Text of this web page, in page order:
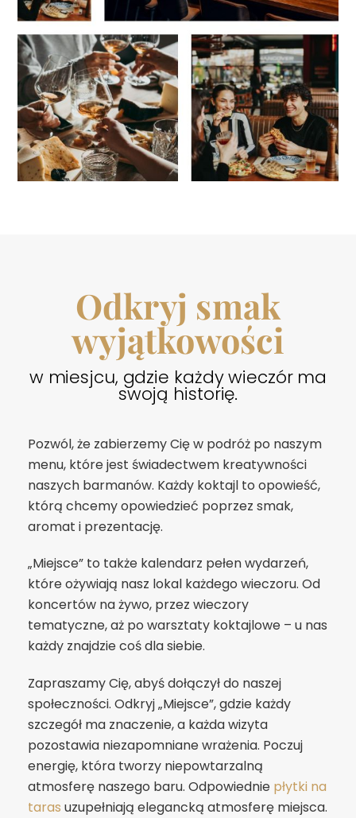
Odkryj smak
wyjątkowości
w miesjcu, gdzie każdy wieczór ma
swoją historię.
Pozwól, że zabierzemy Cię w podróż po naszym
menu, które jest świadectwem kreatywności
naszych barmanów. Każdy koktajl to opowieść,
którą chcemy opowiedzieć poprzez smak,
aromat i prezentację.
„Miejsce” to także kalendarz pełen wydarzeń,
które ożywiają nasz lokal każdego wieczoru. Od
koncertów na żywo, przez wieczory
tematyczne, aż po warsztaty koktajlowe – u nas
każdy znajdzie coś dla siebie.
Zapraszamy Cię, abyś dołączył do naszej
społeczności. Odkryj „Miejsce”, gdzie każdy
szczegół ma znaczenie, a każda wizyta
pozostawia niezapomniane wrażenia. Poczuj
energię, która tworzy niepowtarzalną
atmosferę naszego baru. Odpowiednie płytki na
taras uzupełniają elegancką atmosferę miejsca.